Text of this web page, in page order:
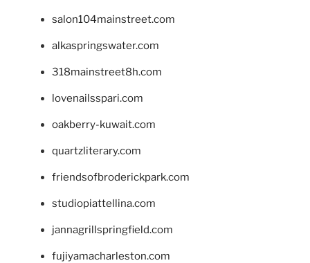
salon104mainstreet.com
alkaspringswater.com
318mainstreet8h.com
lovenailsspari.com
oakberry-kuwait.com
quartzliterary.com
friendsofbroderickpark.com
studiopiattellina.com
jannagrillspringfield.com
fujiyamacharleston.com